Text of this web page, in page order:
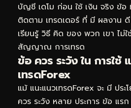
บัญชี เดโม ก่อน ใช้ เงิน จริง ข้อ
ติดตาม เทรดเดอร์ ที่ มี ผลงาน
เรียนรู้ วิธี คิด ของ พวก เขา ไม่
สัญญาณ การเทรด
ข้อ ควร ระวัง ใน การใช้
เทรดForex
แม้ แนะแนวเทรดForex จะ มี ปร
ควร ระวัง หลาย ประการ ข้อ แร